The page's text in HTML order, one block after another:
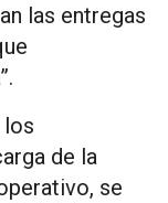
las entregas
los
de la
se